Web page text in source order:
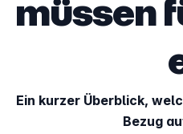
müssen
Ein kurzer Überblick,
Bezug